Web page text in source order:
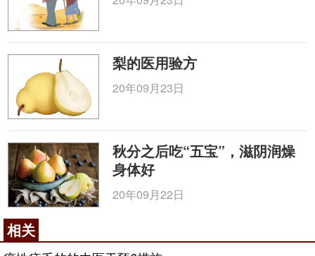
梨的医用验方
20年09月23日
秋分之后吃“五宝”，滋阴润燥
身体好
20年09月22日
相关